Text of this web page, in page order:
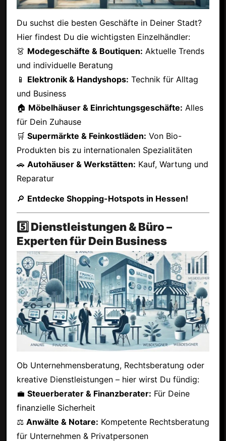
Du suchst die besten Geschäfte in Deiner Stadt?
Hier findest Du die wichtigsten Einzelhändler:
👗 Modegeschäfte & Boutiquen: Aktuelle Trends
und individuelle Beratung
📱 Elektronik & Handyshops: Technik für Alltag
und Business
🏠 Möbelhäuser & Einrichtungsgeschäfte: Alles
für Dein Zuhause
🛒 Supermärkte & Feinkostläden: Von Bio-
Produkten bis zu internationalen Spezialitäten
🚗 Autohäuser & Werkstätten: Kauf, Wartung und
Reparatur
🔎 Entdecke Shopping-Hotspots in Hessen!
5️⃣ Dienstleistungen & Büro –
Experten für Dein Business
Ob Unternehmensberatung, Rechtsberatung oder
kreative Dienstleistungen – hier wirst Du fündig:
💼 Steuerberater & Finanzberater: Für Deine
finanzielle Sicherheit
⚖ Anwälte & Notare: Kompetente Rechtsberatung
für Unternehmen & Privatpersonen